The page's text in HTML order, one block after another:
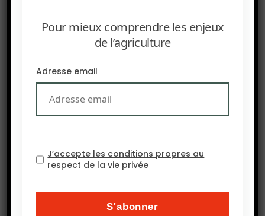
réduire l’insécurité
alimentaire et de
l’autre, tempérer
réchauffement
rêve : réconcilier ce
l’agriculture. Ces
deux initiatives,
augustes parrains,
ont été dénoncées
Pour mieux comprendre les enjeux
de l’agriculture
Adresse email
J’accepte les conditions propres au
respect de la vie privée